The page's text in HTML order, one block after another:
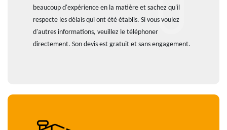
beaucoup d'expérience en la matière et sachez qu'il
respecte les délais qui ont été établis. Si vous voulez
d'autres informations, veuillez le téléphoner
directement. Son devis est gratuit et sans engagement.